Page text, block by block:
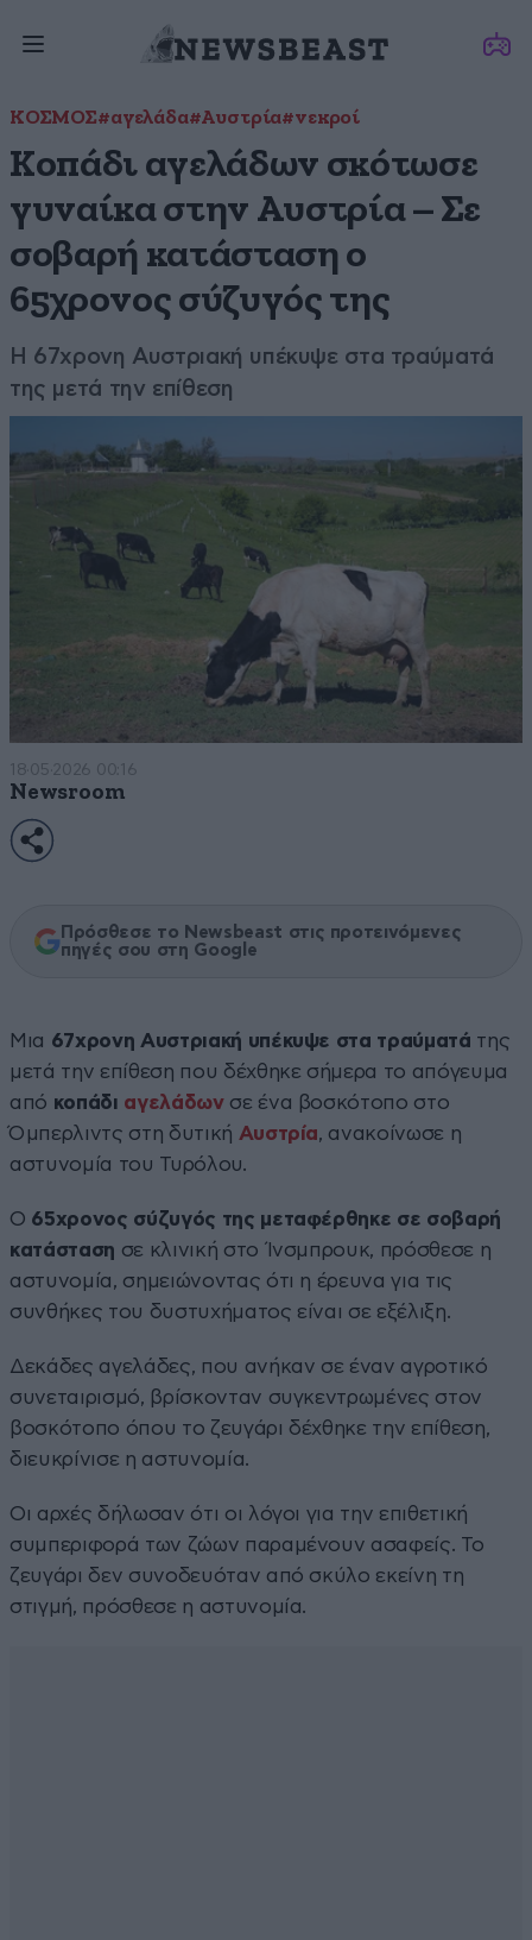
ΚΟΣΜΟΣ#αγελάδα#Αυστρία#νεκροί
Κοπάδι αγελάδων σκότωσε
γυναίκα στην Αυστρία – Σε
σοβαρή κατάσταση ο
65χρονος σύζυγός της
Η 67χρονη Αυστριακή υπέκυψε στα τραύματά
της μετά την επίθεση
18·05·2026 00:16
Newsroom
Πρόσθεσε το Newsbeast στις προτεινόμενες
πηγές σου στη Google
Μια 67χρονη Αυστριακή υπέκυψε στα τραύματά της
μετά την επίθεση που δέχθηκε σήμερα το απόγευμα
από κοπάδι αγελάδων σε ένα βοσκότοπο στο
Όμπερλιντς στη δυτική Αυστρία, ανακοίνωσε η
αστυνομία του Τυρόλου.
Ο 65χρονος σύζυγός της μεταφέρθηκε σε σοβαρή
κατάσταση σε κλινική στο Ίνσμπρουκ, πρόσθεσε η
αστυνομία, σημειώνοντας ότι η έρευνα για τις
συνθήκες του δυστυχήματος είναι σε εξέλιξη.
Δεκάδες αγελάδες, που ανήκαν σε έναν αγροτικό
συνεταιρισμό, βρίσκονταν συγκεντρωμένες στον
βοσκότοπο όπου το ζευγάρι δέχθηκε την επίθεση,
διευκρίνισε η αστυνομία.
Οι αρχές δήλωσαν ότι οι λόγοι για την επιθετική
συμπεριφορά των ζώων παραμένουν ασαφείς. Το
ζευγάρι δεν συνοδευόταν από σκύλο εκείνη τη
στιγμή, πρόσθεσε η αστυνομία.